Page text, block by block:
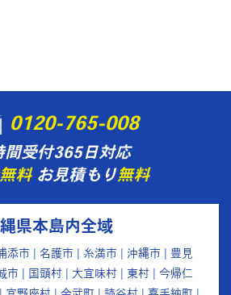
0120-765-008
間受付365日対応
無料お見積もり無料
県本島内全域
添市 | 名護市 | 糸満市 | 沖縄市 | 豊見
市 | 国頭村 | 大宜味村 | 東村 | 今帰仁